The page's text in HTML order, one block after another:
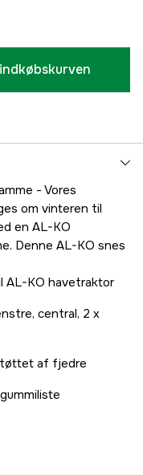
- Vores
om vinteren til
en AL-KO
Denne AL-KO snes
AL-KO havetraktor
central, 2 x
af fjedre